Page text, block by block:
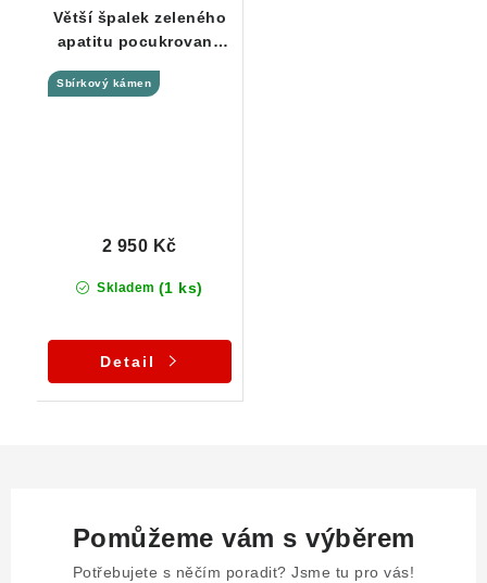
Větší špalek zeleného
apatitu pocukrovaný
Sbírkový kámen
Skladem (1 ks)
2 950 Kč
Detail
Pomůžeme vám s výběrem
Potřebujete s něčím poradit? Jsme tu pro vás!